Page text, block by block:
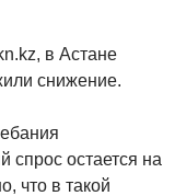
в Астане
снижение.
спрос остается на
что в такой